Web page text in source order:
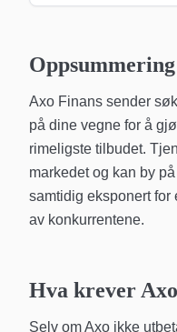
Oppsummering
Axo Finans sender
på dine vegne for å
rimeligste tilbudet.
markedet og kan by
samtidig eksponert for
av konkurrentene.
Hva krever
Selv om Axo ikke